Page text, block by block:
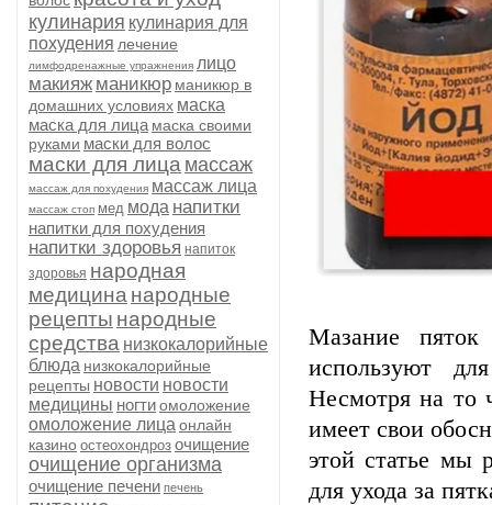
кулинария кулинария для
похудения лечение
лимфодренажные упражнения лицо
макияж маникюр маникюр в
домашних условиях маска
маска для лица маска своими
руками маски для волос
маски для лица массаж
массаж для похудения массаж лица
массаж стоп мед мода напитки
напитки для похудения
напитки здоровья напиток
здоровья народная
медицина народные
рецепты народные
средства низкокалорийные
блюда низкокалорийные
рецепты новости новости
медицины ногтиомоложение
омоложение лица онлайн
казино остеохондроз очищение
очищение организма
очищение печени печень
Мазание
используют
Несмотря на то
имеет свои
этой статье мы
для ухода за